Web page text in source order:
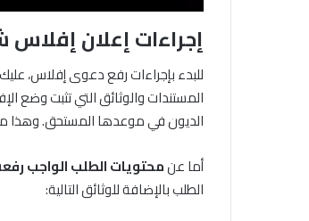
إجراءات إعلان إفلاس
للبدء بإجراءات رفع دعوى إفلاس،
الديون في موعدها المستحق. وهذا ما نصت عليه المادة 68 من
أما عنمحتويات الطلب الواجب
الطلب بالإضافة للوثائق التالية: